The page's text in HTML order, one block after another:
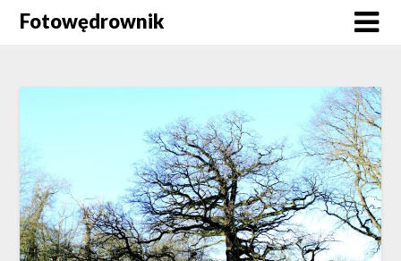
SkipFotowędrownik